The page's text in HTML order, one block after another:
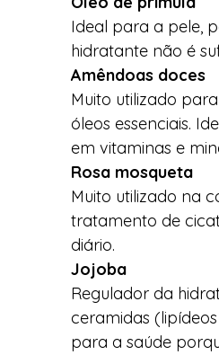
Ideal para a pele,
hidratante não é
Amêndoas doces
Muito utilizado
óleos essenciais.
em vitaminas e
Rosa mosqueta
Muito utilizado na
tratamento de
diário.
Jojoba
Regulador da
ceramidas
para a saúde